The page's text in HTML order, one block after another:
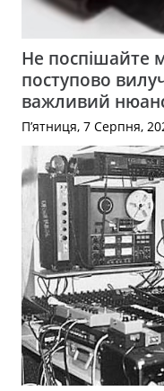
Не поспішайте
поступово
важливий
П’ятниця, 7 Серпня,